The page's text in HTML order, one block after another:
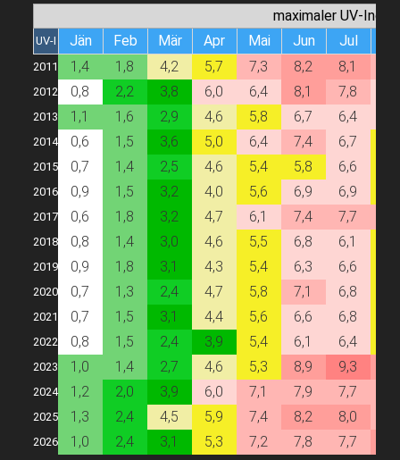
maximaler UV-Index
UV-I Jän Feb Mär Apr Mai Jun Jul
2011 1,4 1,8 4,2 5,7 7,3 8,2 8,1
2012 0,8 2,2 3,8 6,0 6,4 8,1 7,8
2013 1,1 1,6 2,9 4,6 5,8 6,7 6,4
2014 0,6 1,5 3,6 5,0 6,4 7,4 6,7
2015 0,7 1,4 2,5 4,6 5,4 5,8 6,6
2016 0,9 1,5 3,2 4,0 5,6 6,9 6,9
2017 0,6 1,8 3,2 4,7 6,1 7,4 7,7
2018 0,8 1,4 3,0 4,6 5,5 6,8 6,1
2019 0,9 1,8 3,1 4,3 5,4 6,3 6,6
2020 0,7 1,3 2,4 4,7 5,8 7,1 6,8
2021 0,7 1,5 3,1 4,4 5,6 6,6 6,8
2022 0,8 1,5 2,4 3,9 5,4 6,1 6,4
2023 1,0 1,4 2,7 4,6 5,3 8,9 9,3
2024 1,2 2,0 3,9 6,0 7,1 7,9 7,7
2025 1,3 2,4 4,5 5,9 7,4 8,2 8,0
2026 1,0 2,4 3,1 5,3 7,2 7,8 7,7